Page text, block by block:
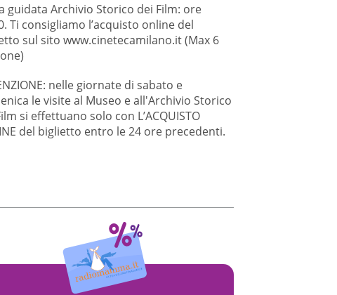
guidata Archivio Storico dei Film: ore
Ti consigliamo l’acquisto online del
sul sito www.cinetecamilano.it (Max 6
nelle giornate di sabato e
le visite al Museo e all'Archivio Storico
si effettuano solo con L’ACQUISTO
del biglietto entro le 24 ore precedenti.